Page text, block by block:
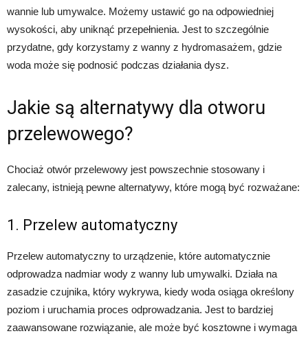
wannie lub umywalce. Możemy ustawić go na odpowiedniej
wysokości, aby uniknąć przepełnienia. Jest to szczególnie
przydatne, gdy korzystamy z wanny z hydromasażem, gdzie
woda może się podnosić podczas działania dysz.
Jakie są alternatywy dla otworu
przelewowego?
Chociaż otwór przelewowy jest powszechnie stosowany i
zalecany, istnieją pewne alternatywy, które mogą być rozważane:
1. Przelew automatyczny
Przelew automatyczny to urządzenie, które automatycznie
odprowadza nadmiar wody z wanny lub umywalki. Działa na
zasadzie czujnika, który wykrywa, kiedy woda osiąga określony
poziom i uruchamia proces odprowadzania. Jest to bardziej
zaawansowane rozwiązanie, ale może być kosztowne i wymaga